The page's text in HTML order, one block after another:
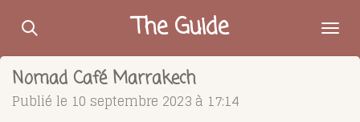
Passer
contenu
principal
The Guide
Nomad Café Marrakech
Publié le 10 septembre 2023 à 17:14